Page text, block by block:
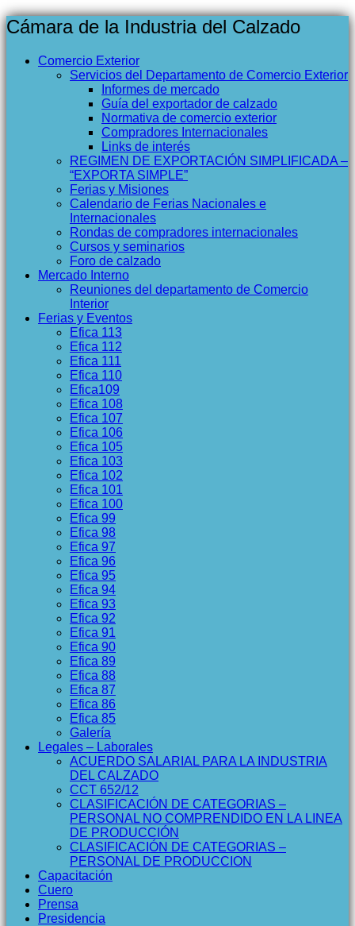
Cámara de la Industria del Calzado
Comercio Exterior
Servicios del Departamento de Comercio Exterior
Informes de mercado
Guía del exportador de calzado
Normativa de comercio exterior
Compradores Internacionales
Links de interés
REGIMEN DE EXPORTACIÓN SIMPLIFICADA –
“EXPORTA SIMPLE”
Ferias y Misiones
Calendario de Ferias Nacionales e
Internacionales
Rondas de compradores internacionales
Cursos y seminarios
Foro de calzado
Mercado Interno
Reuniones del departamento de Comercio
Interior
Ferias y Eventos
Efica 113
Efica 112
Efica 111
Efica 110
Efica109
Efica 108
Efica 107
Efica 106
Efica 105
Efica 103
Efica 102
Efica 101
Efica 100
Efica 99
Efica 98
Efica 97
Efica 96
Efica 95
Efica 94
Efica 93
Efica 92
Efica 91
Efica 90
Efica 89
Efica 88
Efica 87
Efica 86
Efica 85
Galería
Legales – Laborales
ACUERDO SALARIAL PARA LA INDUSTRIA
DEL CALZADO
CCT 652/12
CLASIFICACIÓN DE CATEGORIAS –
PERSONAL NO COMPRENDIDO EN LA LINEA
DE PRODUCCIÓN
CLASIFICACIÓN DE CATEGORIAS –
PERSONAL DE PRODUCCION
Capacitación
Cuero
Prensa
Presidencia